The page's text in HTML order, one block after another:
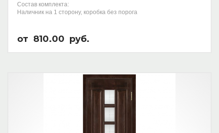
Состав комплекта:
Наличник на 1 сторону, коробка без порога
от 810.00 руб.